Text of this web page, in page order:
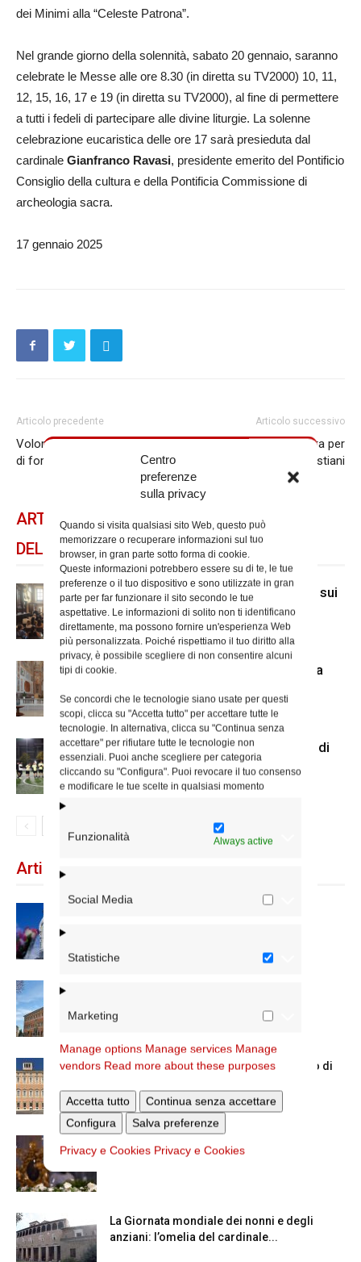
Centro
preferenze
sulla privacy
Quando si visita qualsiasi sito Web, questo può
memorizzare o recuperare informazioni sul tuo
browser, in gran parte sotto forma di cookie.
Queste informazioni potrebbero essere su di te, le tue
preferenze o il tuo dispositivo e sono utilizzate in gran
parte per far funzionare il sito secondo le tue
aspettative. Le informazioni di solito non ti identificano
direttamente, ma possono fornire un'esperienza Web
più personalizzata. Poiché rispettiamo il tuo diritto alla
privacy, è possibile scegliere di non consentire alcuni
tipi di cookie.
Se concordi che le tecnologie siano usate per questi
scopi, clicca su "Accetta tutto" per accettare tutte le
tecnologie. In alternativa, clicca su "Continua senza
accettare" per rifiutare tutte le tecnologie non
essenziali. Puoi anche scegliere per categoria
cliccando su "Configura". Puoi revocare il tuo consenso
e modificare le tue scelte in qualsiasi momento
Funzionalità Always active
Social Media
Statistiche
Marketing
Manage options Manage services Manage
vendors Read more about these purposes
Accetta tutto
Continua senza accettare
Configura
Salva preferenze
Privacy e Cookies Privacy e Cookies
dei Minimi alla “Celeste Patrona”.
Nel grande giorno della solennità, sabato 20 gennaio, saranno
celebrate le Messe alle ore 8.30 (in diretta su TV2000) 10, 11,
12, 15, 16, 17 e 19 (in diretta su TV2000), al fine di permettere
a tutti i fedeli di partecipare alle divine liturgie. La solenne
celebrazione eucaristica delle ore 17 sarà presieduta dal
cardinale Gianfranco Ravasi, presidente emerito del Pontificio
Consiglio della cultura e della Pontificia Commissione di
archeologia sacra.
17 gennaio 2025
Articolo precedente
Volontariato in Caritas, il corso
di formazione
Articolo successivo
La Settimana di preghiera per
l’unità dei cristiani
ARTICOLI CORRELATI
DELLO STESSO AUTORE
A San Carlo al Corso mostra di Mcl sui
senza dimora
Il nuovo accesso alla cripta di Santa
Us Acli Roma, cominciato il torneo di
calcio a 5 con le parrocchie
Articoli recenti
Chiusura estiva degli Uffici del Vicariato di
La Madonna della Neve a Santa Maria
La Giornata mondiale dei nonni e degli
anziani: l’omelia del cardinale...